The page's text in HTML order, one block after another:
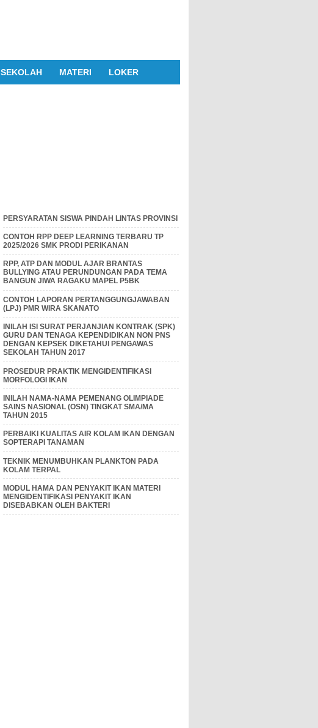
SEKOLAH MATERI LOKER
PERSYARATAN SISWA PINDAH LINTAS PROVINSI
CONTOH RPP DEEP LEARNING TERBARU TP
2025/2026 SMK PRODI PERIKANAN
RPP, ATP DAN MODUL AJAR BRANTAS
BULLYING ATAU PERUNDUNGAN PADA TEMA
BANGUN JIWA RAGAKU MAPEL P5BK
CONTOH LAPORAN PERTANGGUNGJAWABAN
(LPJ) PMR WIRA SKANATO
INILAH ISI SURAT PERJANJIAN KONTRAK (SPK)
GURU DAN TENAGA KEPENDIDIKAN NON PNS
DENGAN KEPSEK DIKETAHUI PENGAWAS
SEKOLAH TAHUN 2017
PROSEDUR PRAKTIK MENGIDENTIFIKASI
MORFOLOGI IKAN
INILAH NAMA-NAMA PEMENANG OLIMPIADE
SAINS NASIONAL (OSN) TINGKAT SMA/MA
TAHUN 2015
PERBAIKI KUALITAS AIR KOLAM IKAN DENGAN
SOPTERAPI TANAMAN
TEKNIK MENUMBUHKAN PLANKTON PADA
KOLAM TERPAL
MODUL HAMA DAN PENYAKIT IKAN MATERI
MENGIDENTIFIKASI PENYAKIT IKAN
DISEBABKAN OLEH BAKTERI